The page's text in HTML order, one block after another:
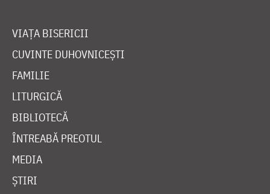
VIAȚA BISERICII
CUVINTE DUHOVNICEȘTI
FAMILIE
LITURGICĂ
BIBLIOTECĂ
ÎNTREABĂ PREOTUL
MEDIA
ȘTIRI